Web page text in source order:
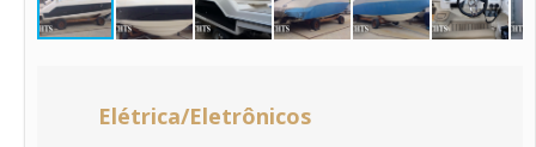
Elétrica/Eletrônicos